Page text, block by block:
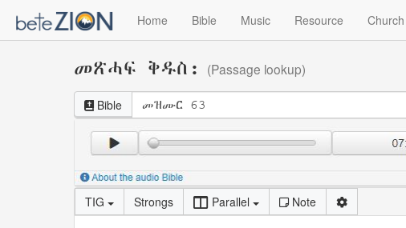
Home Bible Music Resource Church
መጽሓፍ ቅዱስ: (Passage lookup)
Bible
TIG Strongs Parallel Note